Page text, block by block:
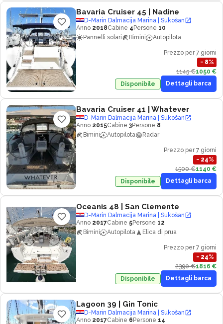
Bavaria Cruiser 45 | Nadine
D-Marin Dalmacija Marina | Sukošan
Anno 2018Cabine 4 Persone 10
Pannelli solari
Bimini Autopilota
Prezzo per 7 giorni
− 8%
1145 €1050 €
Disponibile
Dettagli barca
Bavaria Cruiser 41 | Whatever
D-Marin Dalmacija Marina | Sukošan
Anno 2015Cabine 3Persone 8
Bimini
Autopilota Radar
Prezzo per 7 giorni
− 24%
1500 €1140 €
Disponibile
Dettagli barca
Oceanis 48 | San Clemente
D-Marin Dalmacija Marina | Sukošan
Anno 2017Cabine 5Persone 12
Bimini
Autopilota Elica di prua
Prezzo per 7 giorni
− 24%
2390 €1816 €
Disponibile
Dettagli barca
Lagoon 39 | Gin Tonic
D-Marin Dalmacija Marina | Sukošan
Anno 2017Cabine 6 Persone 14